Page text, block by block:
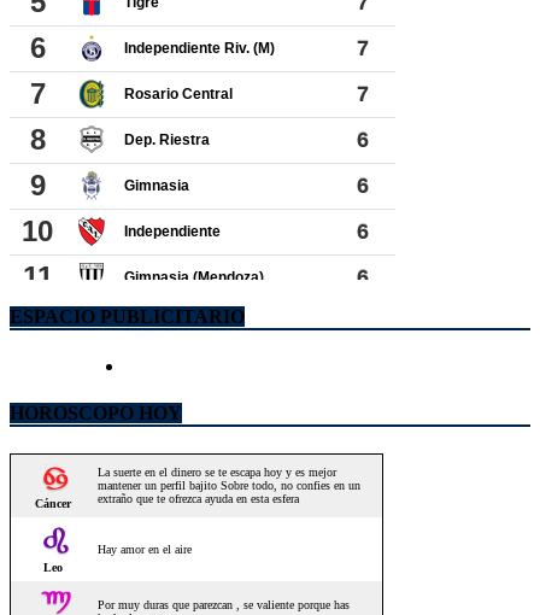
ESPACIO PUBLICITARIO
HOROSCOPO HOY